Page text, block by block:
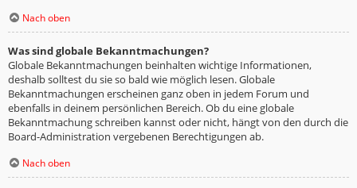
Nach oben
Was sind globale Bekanntmachungen?
Globale Bekanntmachungen beinhalten wichtige Informationen,
deshalb solltest du sie so bald wie möglich lesen. Globale
Bekanntmachungen erscheinen ganz oben in jedem Forum und
ebenfalls in deinem persönlichen Bereich. Ob du eine globale
Bekanntmachung schreiben kannst oder nicht, hängt von den durch die
Board-Administration vergebenen Berechtigungen ab.
Nach oben